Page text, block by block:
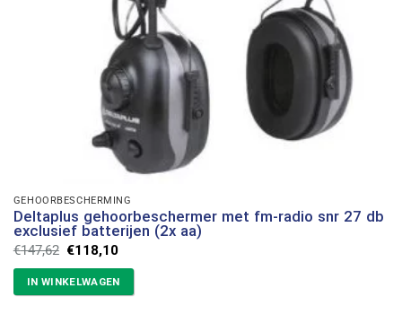
GEHOORBESCHERMING
Deltaplus gehoorbeschermer met fm-radio snr 27 db
exclusief batterijen (2x aa)
€147,62 Oorspronkelijke
was:
€147,62.
€118,10Huidige
is:
€118,10.
IN WINKELWAGEN